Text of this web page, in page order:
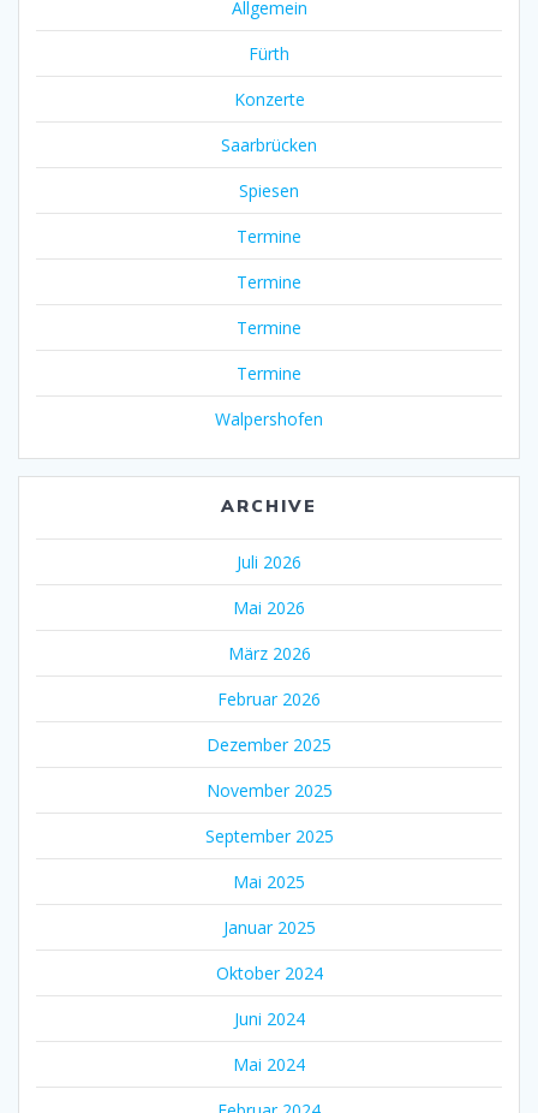
Allgemein
Fürth
Konzerte
Saarbrücken
Spiesen
Termine
Termine
Termine
Termine
Walpershofen
ARCHIVE
Juli 2026
Mai 2026
März 2026
Februar 2026
Dezember 2025
November 2025
September 2025
Mai 2025
Januar 2025
Oktober 2024
Juni 2024
Mai 2024